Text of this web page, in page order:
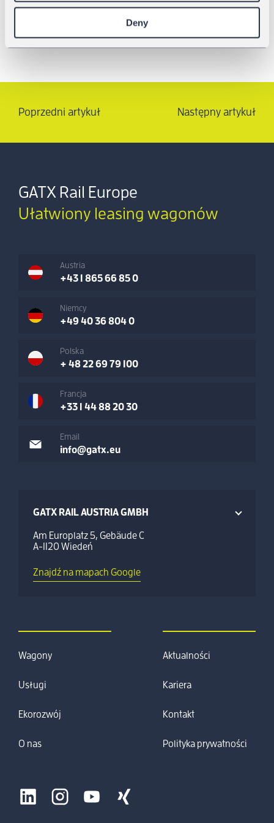
Deny
Poprzedni artykuł Następny artykuł
GATX Rail Europe
Ułatwiony leasing wagonów
Austria
+43 1 865 66 85 0
Niemcy
+49 40 36 804 0
Polska
+ 48 22 69 79 100
Francja
+33 1 44 88 20 30
Email
info@gatx.eu
GATX RAIL AUSTRIA GMBH
Am Europlatz 5, Gebäude C
A-1120 Wiedeń
Znajdź na mapach Google
Wagony
Usługi
Ekorozwój
O nas
Aktualności
Kariera
Kontakt
Polityka prywatności